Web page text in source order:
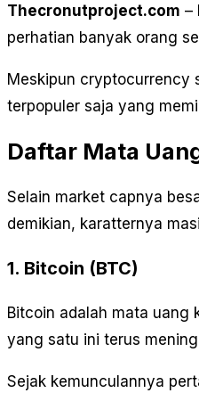
Thecronutproject.com –
perhatian banyak orang
Meskipun cryptocurrency
terpopuler saja yang
Daftar Mata
Selain market capnya
demikian, karatternya
1. Bitcoin (BTC)
Bitcoin adalah mata uang
yang satu ini terus
Sejak kemunculannya